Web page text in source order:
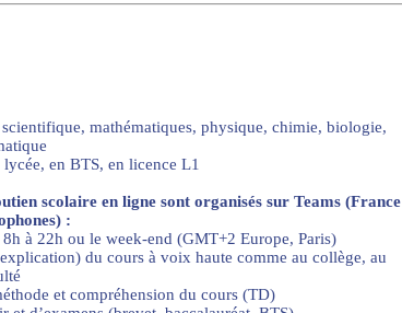
mathématiques, physique, chimie, biologie,
en BTS, en licence L1
scolaire en ligne sont organisés sur Teams (France
:
8h à 22h ou le week-end (GMT+2 Europe, Paris)
du cours à voix haute comme au collège, au
et compréhension du cours (TD)